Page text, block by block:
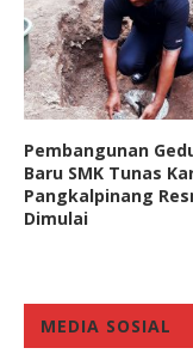
Pembangunan
Baru SMK Tunas
Pangkalpinang
Dimulai
MEDIA SOSIAL